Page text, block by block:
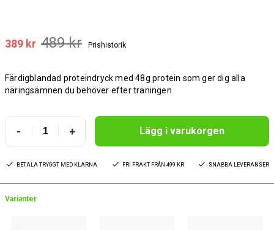
389 kr 489 kr Prishistorik
Färdigblandad proteindryck med 48g protein som ger dig alla
näringsämnen du behöver efter träningen
- + Lägg i varukorgen
BETALA TRYGGT MED KLARNA FRI FRAKT FRÅN 499 KR SNABBA LEVERANSER
Varianter